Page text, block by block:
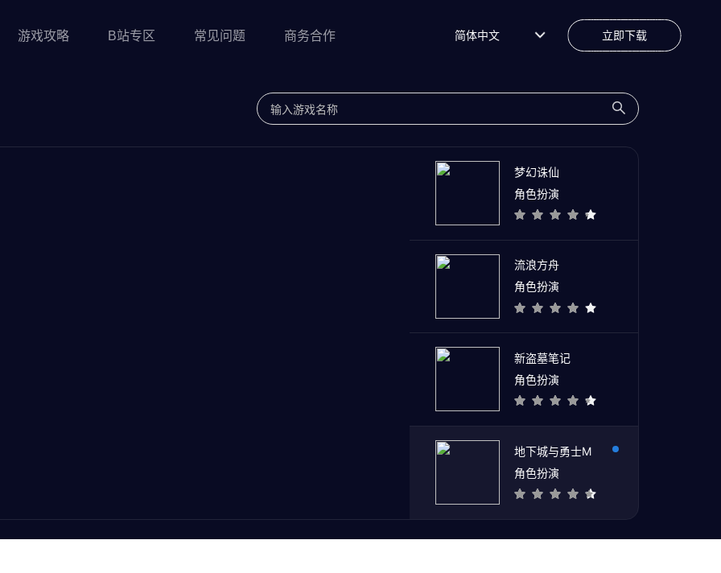
游戏攻略 B站专区 常见问题 商务合作 简体中文 立即下载
梦幻诛仙
角色扮演
流浪方舟
角色扮演
新盗墓笔记
角色扮演
地下城与勇士M
角色扮演